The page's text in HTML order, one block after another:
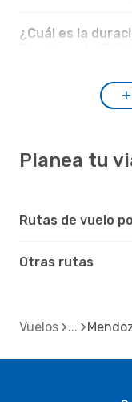
¿Cuál es la
Planea tu
Rutas de vuelo
Otras rutas
Vuelos